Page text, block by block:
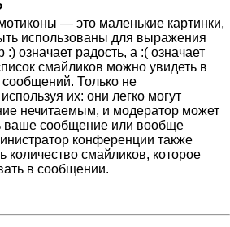
— это маленькие картинки,
использованы для выражения
:) означает радость, а :( означает
смайликов можно увидеть в
Только не
их: они легко могут
нечитаемым, и модератор может
ваше сообщение или вообще
конференции также
количество смайликов, которое
в сообщении.